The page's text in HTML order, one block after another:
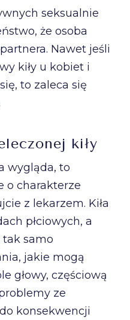
seksualnie
że osoba
Nawet jeśli
kiły u kobiet i
to zaleca się
kiły
wygląda, to
o charakterze
z lekarzem. Kiła
płciowych, a
tak samo
jakie mogą
głowy, częściową
ze
konsekwencji